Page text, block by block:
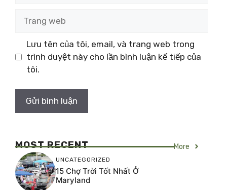
Lưu tên của tôi, email, và trang web trong
trình duyệt này cho lần bình luận kế tiếp của
tôi.
MOST RECENT More
UNCATEGORIZED
15 Chợ Trời Tốt Nhất Ở
Maryland